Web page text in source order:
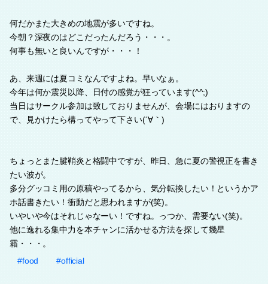
何だかまた大きめの地震が多いですね。
今朝？深夜のはどこだったんだろう・・・。
何事も無いと良いんですが・・・！
あ、来週には夏コミなんですよね。早いなぁ。
今年は何か震災以降、日付の感覚が狂っています(^^;)
当日はサークル参加は致しておりませんが、会場にはおりますの
で、見かけたら構ってやって下さい(´∀｀)
ちょっとまた腱鞘炎と格闘中ですが、昨日、急に夏の警視正を書き
たい波が。
多分グッコミ用の原稿やってるから、気分転換したい！というかア
ホ話書きたい！衝動だと思われますが(笑)。
いやいや今はそれじゃなーい！ですね。っつか、需要ない(笑)。
他に逸れる集中力を本チャンに活かせる方法を探して幾星
霜・・・。
#food
#official